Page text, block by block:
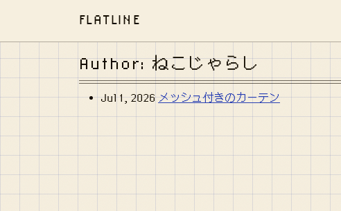
FLATLINE
Author: ねこじゃらし
Jul 1, 2026 メッシュ付きのカーテン